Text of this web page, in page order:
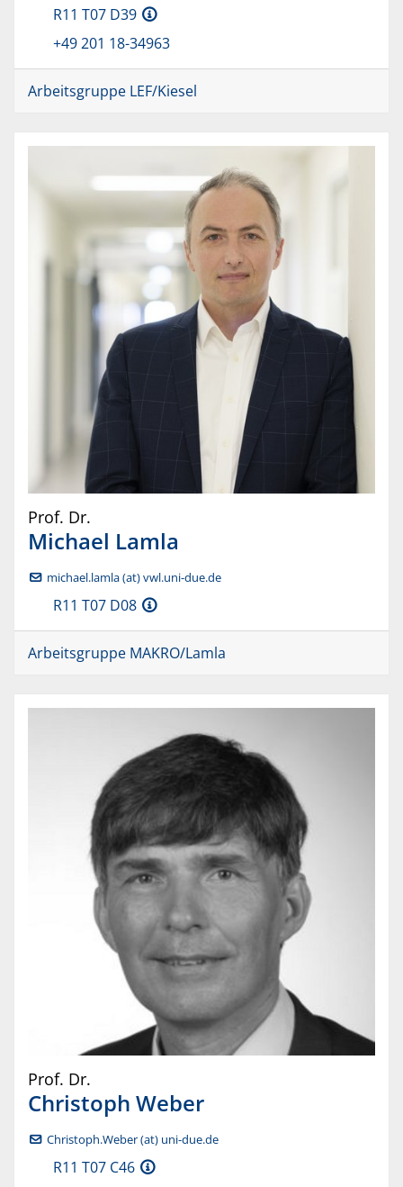
R11 T07 D39
+49 201 18-34963
Arbeitsgruppe LEF/Kiesel
Prof. Dr.
Michael Lamla
michael.lamla (at) vwl.uni-due.de
R11 T07 D08
Arbeitsgruppe MAKRO/Lamla
Prof. Dr.
Christoph Weber
Christoph.Weber (at) uni-due.de
R11 T07 C46